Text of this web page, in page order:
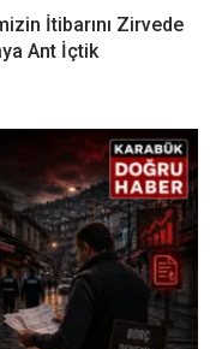
İtibarını Zirvede
Ant İçtik